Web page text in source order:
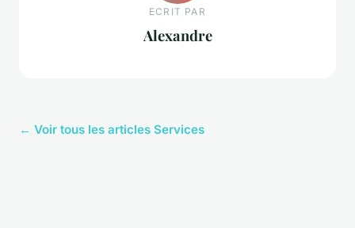
ECRIT PAR
Alexandre
← Voir tous les articles Services